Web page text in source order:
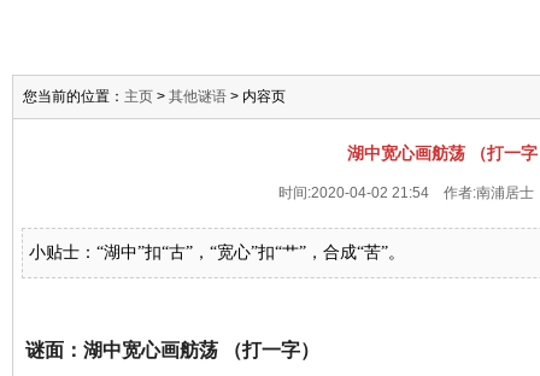
您当前的位置： 主页 > 其他谜语 > 内容页
湖中宽心画舫荡 （打一
时间:2020-04-02 21:54 作者:南浦居
小贴士：“湖中”扣“古”，“宽心”扣“艹”，合成“苦”。
谜面：湖中宽心画舫荡 （打一字）